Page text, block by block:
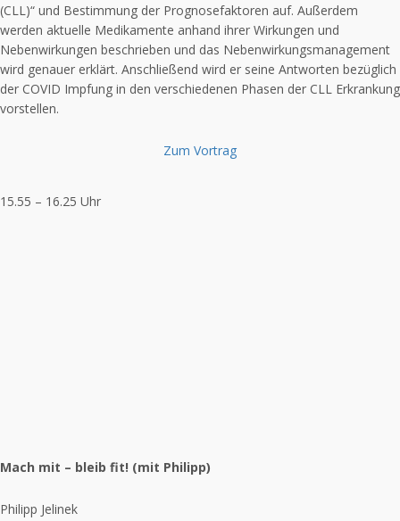
(CLL)“ und Bestimmung der Prognosefaktoren auf. Außerdem
werden aktuelle Medikamente anhand ihrer Wirkungen und
Nebenwirkungen beschrieben und das Nebenwirkungsmanagement
wird genauer erklärt. Anschließend wird er seine Antworten bezüglich
der COVID Impfung in den verschiedenen Phasen der CLL Erkrankung
vorstellen.
Zum Vortrag
15.55 – 16.25 Uhr
Mach mit – bleib fit! (mit Philipp)
Philipp Jelinek